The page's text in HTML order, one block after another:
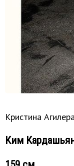
Кристина
Ким